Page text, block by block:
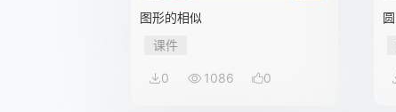
高等教育出版社
图形的相似
课件
0 1086 0